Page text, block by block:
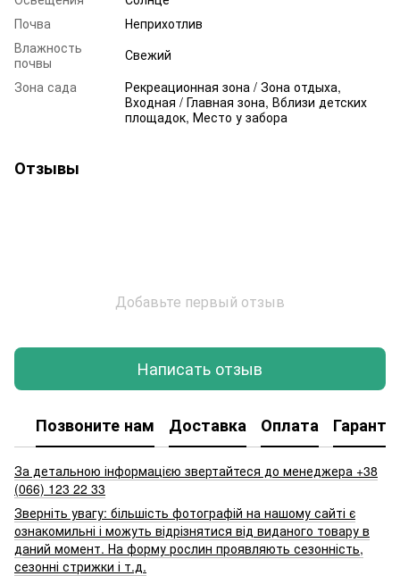
Почва
Неприхотлив
Влажность
почвы
Свежий
Зона сада
Рекреационная зона / Зона отдыха,
Входная / Главная зона, Вблизи детских
площадок, Место у забора
Отзывы
Добавьте первый отзыв
Написать отзыв
Позвоните нам Доставка Оплата
За детальною інформацією звертайтеся до менеджера +38
(066) 123 22 33
Зверніть увагу: більшість фотографій на нашому сайті є
ознакомильні і можуть відрізнятися від виданого товару в
даний момент. На форму рослин проявляють сезонність,
сезонні стрижки і т.д.